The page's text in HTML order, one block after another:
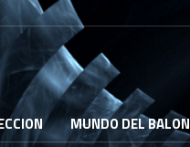
MUNDO DEL BALON